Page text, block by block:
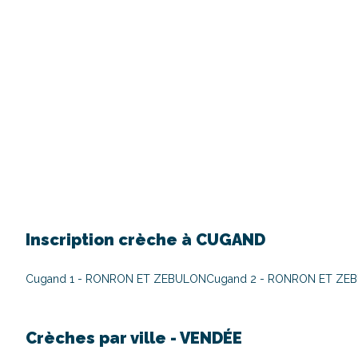
Inscription crèche à CUGAND
Cugand 1 - RONRON ET ZEBULONCugand 2 - RONRON ET
Crèches par ville - VENDÉE